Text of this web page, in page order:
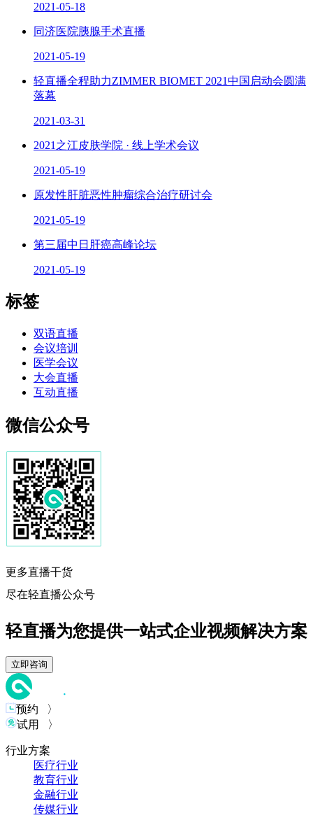
2021-05-18
同济医院胰腺手术直播
2021-05-19
轻直播全程助力ZIMMER BIOMET 2021中国启动会圆满
落幕
2021-03-31
2021之江皮肤学院 · 线上学术会议
2021-05-19
原发性肝脏恶性肿瘤综合治疗研讨会
2021-05-19
第三届中日肝癌高峰论坛
2021-05-19
标签
双语直播
会议培训
医学会议
大会直播
互动直播
微信公众号
更多直播干货
尽在轻直播公众号
轻直播为您提供一站式企业视频解决方案
立即咨询
预约 〉
试用 〉
行业方案
医疗行业
教育行业
金融行业
传媒行业